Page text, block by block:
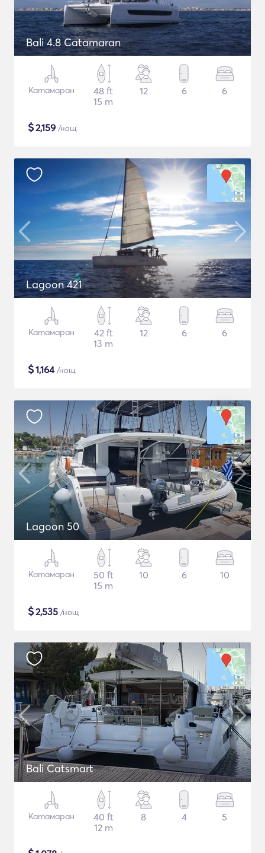
Bali 4.8 Catamaran
Катамаран
48 ft
15 m
12 6 6
$2,159 /нощ
Lagoon 421
Катамаран
42 ft
13 m
12 6 6
$1,164/нощ
Lagoon 50
Катамаран
50 ft
15 m
10 6 10
$2,535 /нощ
Bali Catsmart
Катамаран
40 ft
12 m
8 4 5